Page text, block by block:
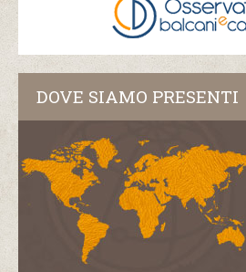
DOVE SIAMO PRESENTI